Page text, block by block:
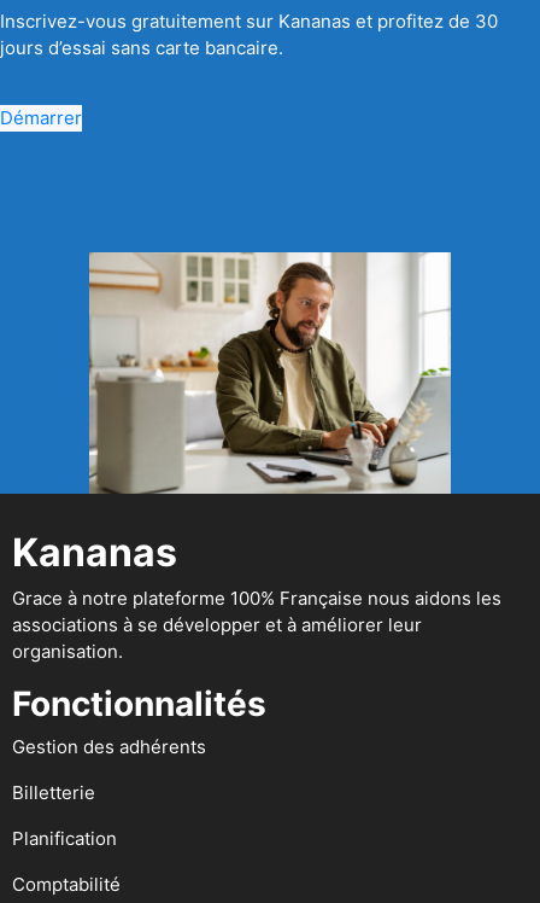
Inscrivez-vous gratuitement sur Kananas et profitez de 30
jours d’essai sans carte bancaire.
Démarrer
Kananas
Grace à notre plateforme 100% Française nous aidons les
associations à se développer et à améliorer leur
organisation.
Fonctionnalités
Gestion des adhérents
Billetterie
Planification
Comptabilité